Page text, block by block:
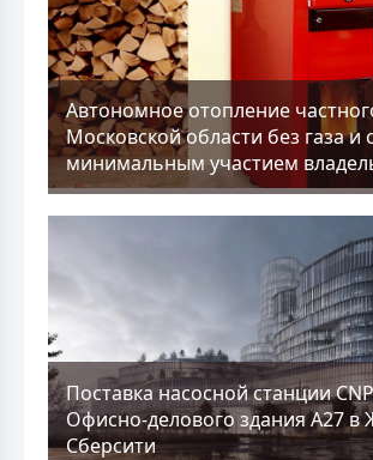
Aвтономное отопление
Московской области без газа и с
минимальным участием
Поставка насосной станции
Офисно-делового здания А27 в
Сберсити